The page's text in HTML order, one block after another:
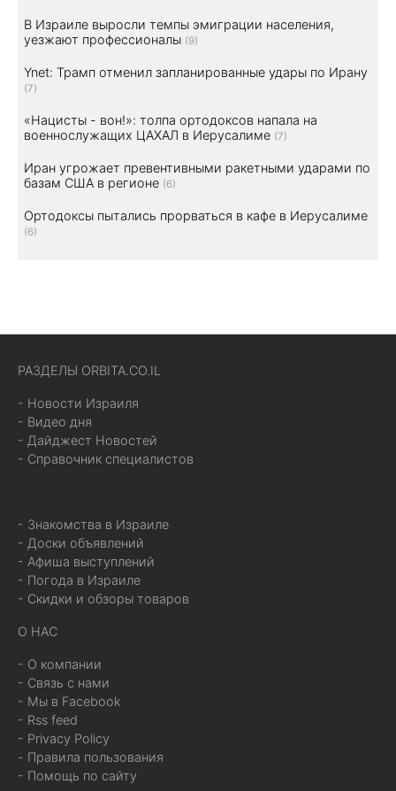
В Израиле выросли темпы эмиграции населения,
уезжают профессионалы (9)
Ynet: Трамп отменил запланированные удары по Ирану
(7)
«Нацисты - вон!»: толпа ортодоксов напала на
военнослужащих ЦАХАЛ в Иерусалиме (7)
Иран угрожает превентивными ракетными ударами по
базам США в регионе (6)
Ортодоксы пытались прорваться в кафе в Иерусалиме
(6)
РАЗДЕЛЫ ORBITA.CO.IL
- Новости Израиля
- Видео дня
- Дайджест Новостей
- Справочник специалистов
- Знакомства в Израиле
- Доски объявлений
- Афиша выступлений
- Погода в Израиле
- Скидки и обзоры товаров
О НАС
- О компании
- Связь с нами
- Мы в Facebook
- Rss feed
- Privacy Policy
- Правила пользования
- Помощь по сайту